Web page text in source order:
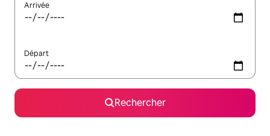
Arrivée
Départ
Rechercher